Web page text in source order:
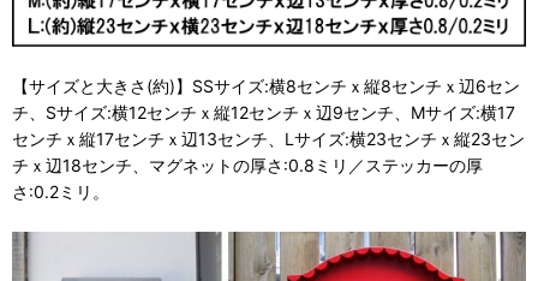
【サイズと大きさ(約)】SSサイズ:横8センチｘ縦8センチｘ辺6セン
チ、Sサイズ:横12センチｘ縦12センチｘ辺9センチ、Mサイズ:横17
センチｘ縦17センチｘ辺13センチ、Lサイズ:横23センチｘ縦23セン
チｘ辺18センチ、マグネットの厚さ:0.8ミリ／ステッカーの厚
さ:0.2ミリ。